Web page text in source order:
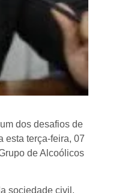
dos desafios de
esta terça-feira, 07
de Alcoólicos
sociedade civil,